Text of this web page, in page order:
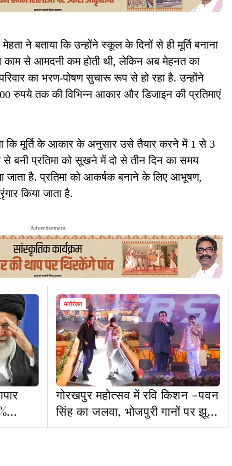
ने बताया कि उन्होंने स्कूल के दिनों से ही मूर्ति बनाना
से आमदनी कम होती थी, लेकिन अब मेहनत का
का भरण-पोषण सुचारू रूप से हो रहा है. उन्होंने
रुपये तक की विभिन्न आकार और डिजाइन की प्रतिमाएं
कि मूर्ति के आकार के अनुसार उसे तैयार करने में 1 से 3
बनी प्रतिमा को सूखने में दो से तीन दिन का समय
जाता है. प्रतिमा को आकर्षक बनाने के लिए आभूषण,
किया जाता है.
Advertisement
मनोरंजन
गोरखपुर महोत्सव में रवि किशन -पवन
सिंह का जलवा, भोजपुरी गानों पर झूमा
पूरा शहर